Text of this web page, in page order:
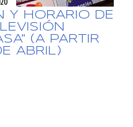
Y HORARIO DE
(A PARTIR
ABRIL)